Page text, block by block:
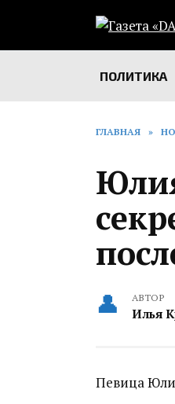
содержанию
ПОЛИТИКА
ГЛАВНАЯ »
АВТОР
Илья
Певица